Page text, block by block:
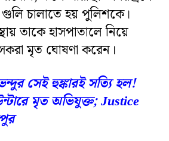
চালাতে হয় পুলিশকে।
তাকে হাসপাতালে নিয়ে
মৃত ঘোষণা করেন।
সেই হুঙ্কারই সত্যি হল!
মৃত অভিযুক্ত; Justice